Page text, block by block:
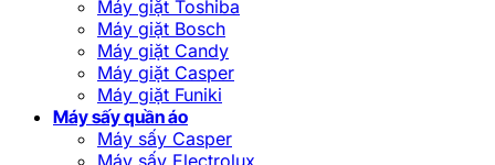
Máy giặt Toshiba
Máy giặt Bosch
Máy giặt Candy
Máy giặt Casper
Máy giặt Funiki
Máy sấy quần áo
Máy sấy Casper
Máy sấy Electrolux